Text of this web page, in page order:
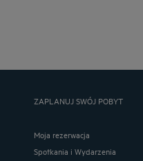
ZAPLANUJ SWÓJ POBYT
Moja rezerwacja
Spotkania i Wydarzenia